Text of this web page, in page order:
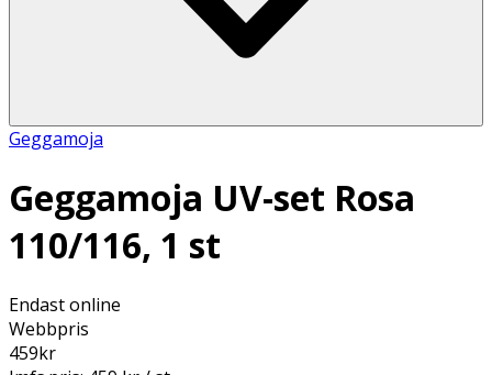
Geggamoja
Geggamoja UV-set Rosa
110/116, 1 st
Endast online
Webbpris
459kr